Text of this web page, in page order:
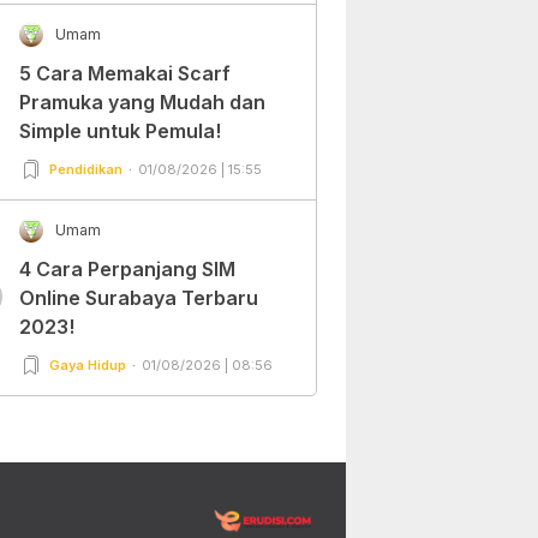
Umam
5 Cara Memakai Scarf
Pramuka yang Mudah dan
Simple untuk Pemula!
Pendidikan 01/08/2026 | 15:55
Umam
4 Cara Perpanjang SIM
Online Surabaya Terbaru
2023!
Gaya Hidup 01/08/2026 | 08:56